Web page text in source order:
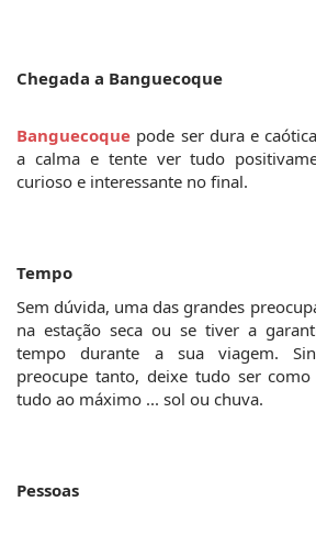
Chegada a Banguecoque
Banguecoque pode ser dura e
a calma e tente ver tudo
curioso e interessante no final.
Tempo
Sem dúvida, uma das grandes
na estação seca ou se tiver a
tempo durante a sua viagem.
preocupe tanto, deixe tudo ser
tudo ao máximo ... sol ou chuva.
Pessoas